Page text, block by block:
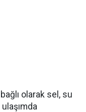
olarak sel, su
ulaşımda